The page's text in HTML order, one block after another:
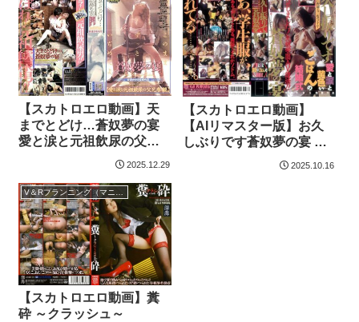
【スカトロエロ動画】天
までとどけ…蒼奴夢の宴
愛と涙と元祖飲尿の父兄
2025.12.29
【スカトロエロ動画】
【AIリマスター版】お久
しぶりです蒼奴夢の宴 愛
と涙と黄色いごはんの結
2025.10.16
V＆Rプランニング（マニアック）
【スカトロエロ動画】糞
砕 ～クラッシュ～